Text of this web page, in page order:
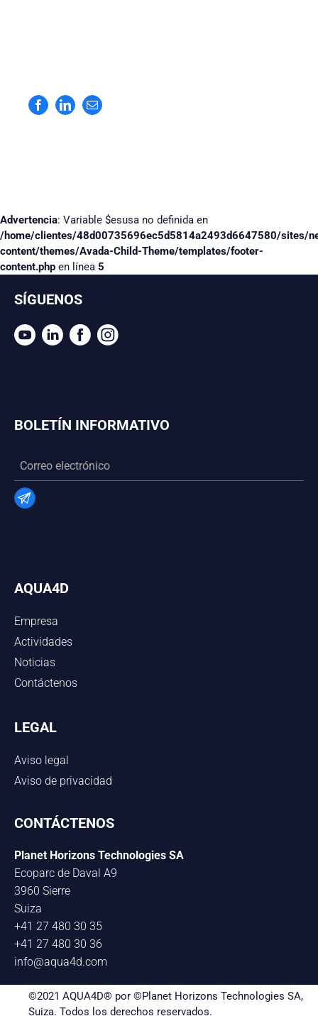
Facebook
LinkedInCorreo
electrónico
Advertencia: Variable $esusa no definida en
/home/clientes/48d00735696ec5d5814a2493d6647580/sites/
content/themes/Avada-Child-Theme/templates/footer-
content.php en línea 5
SÍGUENOS
BOLETÍN INFORMATIVO
AQUA4D
Empresa
Actividades
Noticias
Contáctenos
LEGAL
Aviso legal
Aviso de privacidad
CONTÁCTENOS
Planet Horizons Technologies SA
Ecoparc de Daval A9
3960 Sierre
Suiza
+41 27 480 30 35
+41 27 480 30 36
info@aqua4d.com
©2021 AQUA4D® por ©Planet Horizons Technologies SA,
Suiza. Todos los derechos reservados.